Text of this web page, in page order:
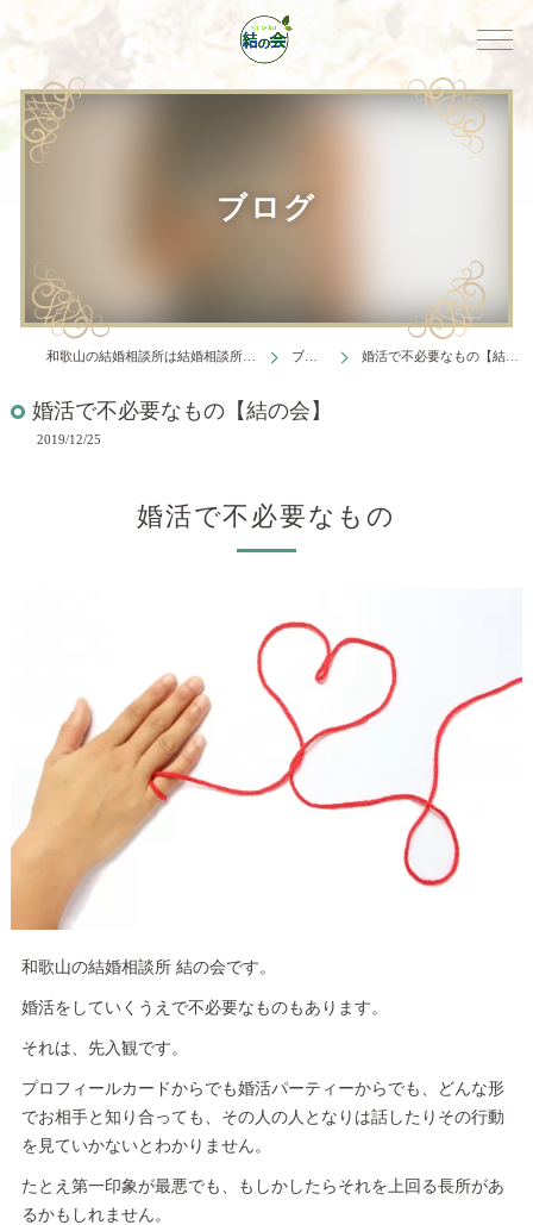
ブログ
和歌山の結婚相談所は結婚相談所 結の会 ブログ 婚活で不必要なもの【結の会】
婚活で不必要なもの【結の会】
2019/12/25
婚活で不必要なもの
和歌山の結婚相談所 結の会です。
婚活をしていくうえで不必要なものもあります。
それは、先入観です。
プロフィールカードからでも婚活パーティーからでも、どんな形
でお相手と知り合っても、その人の人となりは話したりその行動
を見ていかないとわかりません。
たとえ第一印象が最悪でも、もしかしたらそれを上回る長所があ
るかもしれません。